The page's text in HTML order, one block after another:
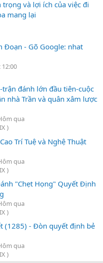
trọng và lợi ích của việc đi
mang lại
Đoạn - Gõ Google: nhat
12:00
đánh lớn đầu tiên-cuộc
nhà Trần và quân xâm lược
qua
)
Trí Tuệ và Nghệ Thuật
qua
)
"Chẹt Họng" Quyết Định
qua
)
(1285) - Đòn quyết định bẻ
qua
)